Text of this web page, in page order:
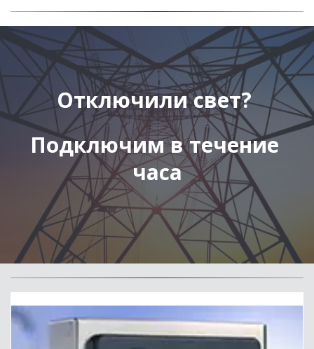
Отключили свет?
Подключим в течение
часа